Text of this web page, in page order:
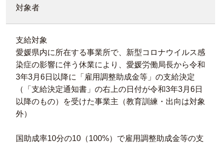
対象者
支給対象
愛媛県内に所在する事業所で、新型コロナウイルス感
染症の影響に伴う休業により、愛媛労働局長から令和
3年3月6日以降に「雇用調整助成金等」の支給決定
（「支給決定通知書」の右上の日付が令和3年3月6日
以降のもの）を受けた事業主（教育訓練・出向は対象
外）
国助成率10分の10（100%）で雇用調整助成金等の支